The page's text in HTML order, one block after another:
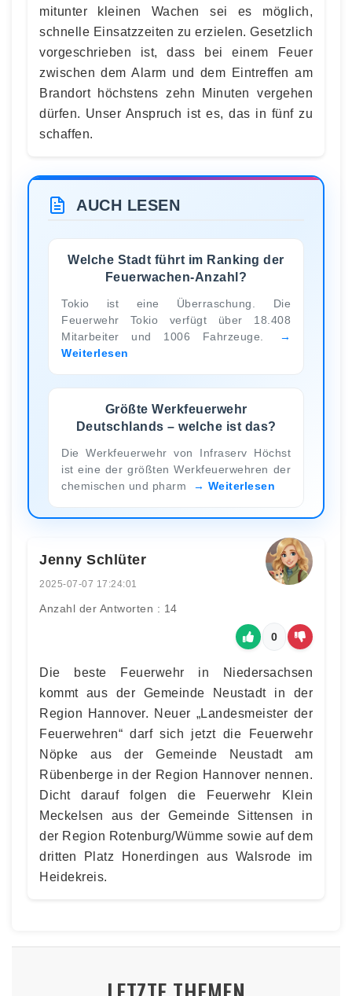
mitunter kleinen Wachen sei es möglich,
schnelle Einsatzzeiten zu erzielen. Gesetzlich
vorgeschrieben ist, dass bei einem Feuer
zwischen dem Alarm und dem Eintreffen am
Brandort höchstens zehn Minuten vergehen
dürfen. Unser Anspruch ist es, das in fünf zu
schaffen.
AUCH LESEN
Welche Stadt führt im Ranking der
Feuerwachen-Anzahl?
Tokio ist eine Überraschung. Die
Feuerwehr Tokio verfügt über 18.408
Mitarbeiter und 1006 Fahrzeuge.
Weiterlesen
Größte Werkfeuerwehr
Deutschlands – welche ist das?
Die Werkfeuerwehr von Infraserv Höchst
ist eine der größten Werkfeuerwehren der
chemischen und pharm
Weiterlesen
Jenny Schlüter
2025-07-07 17:24:01
Anzahl der Antworten : 14
0
Die beste Feuerwehr in Niedersachsen
kommt aus der Gemeinde Neustadt in der
Region Hannover. Neuer „Landesmeister der
Feuerwehren“ darf sich jetzt die Feuerwehr
Nöpke aus der Gemeinde Neustadt am
Rübenberge in der Region Hannover nennen.
Dicht darauf folgen die Feuerwehr Klein
Meckelsen aus der Gemeinde Sittensen in
der Region Rotenburg/Wümme sowie auf dem
dritten Platz Honerdingen aus Walsrode im
Heidekreis.